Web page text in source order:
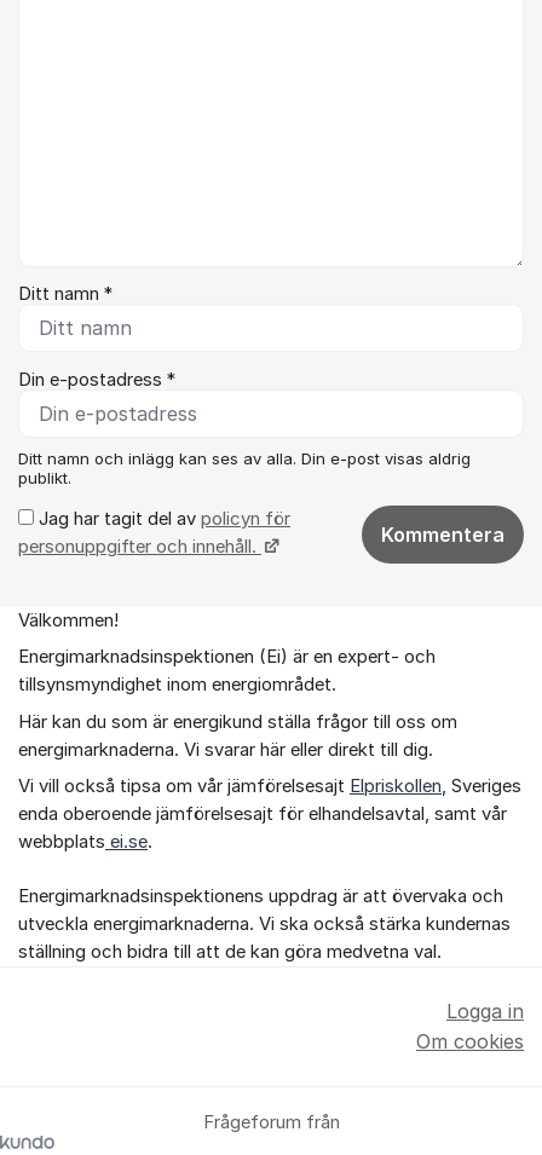
Ditt namn *
Din e-postadress *
Ditt namn och inlägg kan ses av alla. Din e-post visas aldrig
publikt.
Jag har tagit del av policyn för
personuppgifter och innehåll.
Kommentera
Om forumet
Välkommen!
Energimarknadsinspektionen (Ei) är en expert- och
tillsynsmyndighet inom energiområdet.
Här kan du som är energikund ställa frågor till oss om
energimarknaderna. Vi svarar här eller direkt till dig.
Vi vill också tipsa om vår jämförelsesajt Elpriskollen, Sveriges
enda oberoende jämförelsesajt för elhandelsavtal, samt vår
webbplats ei.se.
Energimarknadsinspektionens uppdrag är att övervaka och
utveckla energimarknaderna. Vi ska också stärka kundernas
ställning och bidra till att de kan göra medvetna val.
Frågeforum från
Logga in
Om cookies